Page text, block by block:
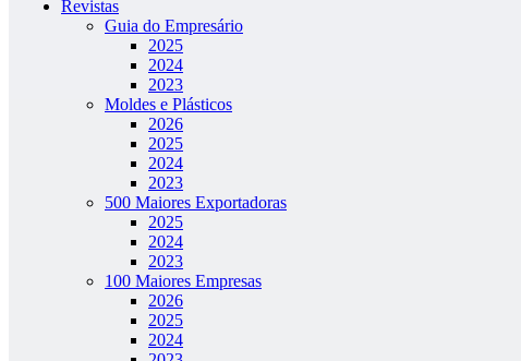
Revistas
Guia do Empresário
2025
2024
2023
Moldes e Plásticos
2026
2025
2024
2023
500 Maiores Exportadoras
2025
2024
2023
100 Maiores Empresas
2026
2025
2024